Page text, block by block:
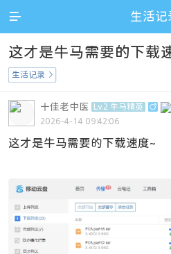
 生活记
这才是牛马需要的下载
生活记录 
十佳老中医 Lv.2 牛马精英 
2026-4-14 09:42:06
这才是牛马需要的下载速度~